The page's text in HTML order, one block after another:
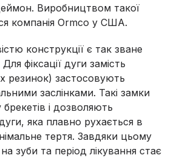
Виробництвом такої
компанія Ormco у США.
конструкції є так зване
фіксації дуги замість
резинок) застосовують
заслінками. Такі замки
і дозволяють
яка плавно рухається в
тертя. Завдяки цьому
зуби та період лікування стає